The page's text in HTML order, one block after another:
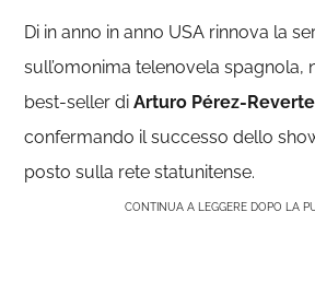
Di in anno in anno USA rinnova la
sull’omonima telenovela spagnola,
best-seller diArturo Pérez-Reverte
confermando il successo dello
posto sulla rete statunitense.
CONTINUA A LEGGERE DOPO LA